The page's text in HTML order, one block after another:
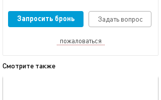
Запросить бронь Задать вопрос
пожаловаться
Смотрите также